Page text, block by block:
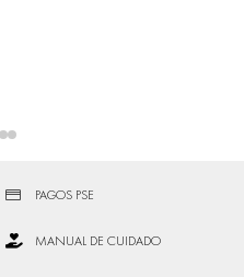
PAGOS PSE
MANUAL DE CUIDADO